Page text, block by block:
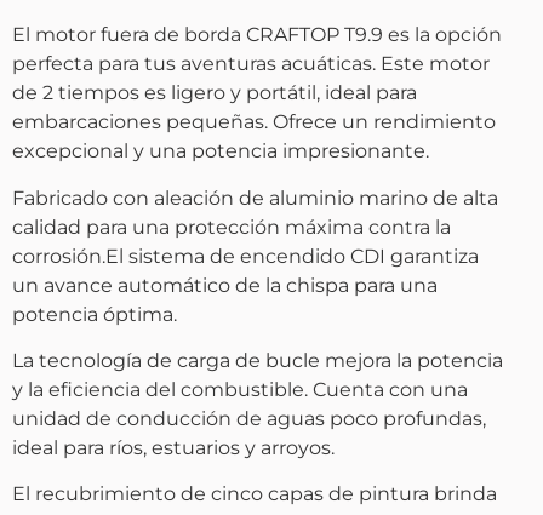
El motor fuera de borda CRAFTOP T9.9 es la opción
perfecta para tus aventuras acuáticas. Este motor
de 2 tiempos es ligero y portátil, ideal para
embarcaciones pequeñas. Ofrece un rendimiento
excepcional y una potencia impresionante.
Fabricado con aleación de aluminio marino de alta
calidad para una protección máxima contra la
corrosión.El sistema de encendido CDI garantiza
un avance automático de la chispa para una
potencia óptima.
La tecnología de carga de bucle mejora la potencia
y la eficiencia del combustible. Cuenta con una
unidad de conducción de aguas poco profundas,
ideal para ríos, estuarios y arroyos.
El recubrimiento de cinco capas de pintura brinda